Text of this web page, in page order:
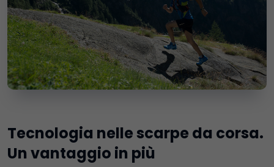
Tecnologia nelle scarpe da corsa.
Un vantaggio in più